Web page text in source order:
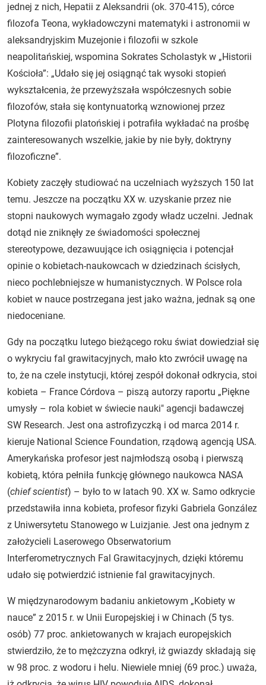
jednej z nich, Hepatii z Aleksandrii (ok. 370-415), córce
filozofa Teona, wykładowczyni matematyki i astronomii w
aleksandryjskim Muzejonie i filozofii w szkole
neapolitańskiej, wspomina Sokrates Scholastyk w „Historii
Kościoła”: „Udało się jej osiągnąć tak wysoki stopień
wykształcenia, że przewyższała współczesnych sobie
filozofów, stała się kontynuatorką wznowionej przez
Plotyna filozofii platońskiej i potrafiła wykładać na prośbę
zainteresowanych wszelkie, jakie by nie były, doktryny
filozoficzne”.
Kobiety zaczęły studiować na uczelniach wyższych 150 lat
temu. Jeszcze na początku XX w. uzyskanie przez nie
stopni naukowych wymagało zgody władz uczelni. Jednak
dotąd nie zniknęły ze świadomości społecznej
stereotypowe, dezawuujące ich osiągnięcia i potencjał
opinie o kobietach-naukowcach w dziedzinach ścisłych,
nieco pochlebniejsze w humanistycznych. W Polsce rola
kobiet w nauce postrzegana jest jako ważna, jednak są one
niedoceniane.
Gdy na początku lutego bieżącego roku świat dowiedział się
o wykryciu fal grawitacyjnych, mało kto zwrócił uwagę na
to, że na czele instytucji, której zespół dokonał odkrycia, stoi
kobieta – France Córdova – piszą autorzy raportu „Piękne
umysły – rola kobiet w świecie nauki" agencji badawczej
SW Research. Jest ona astrofizyczką i od marca 2014 r.
kieruje National Science Foundation, rządową agencją USA.
Amerykańska profesor jest najmłodszą osobą i pierwszą
kobietą, która pełniła funkcję głównego naukowca NASA
(chief scientist) – było to w latach 90. XX w. Samo odkrycie
przedstawiła inna kobieta, profesor fizyki Gabriela González
z Uniwersytetu Stanowego w Luizjanie. Jest ona jednym z
założycieli Laserowego Obserwatorium
Interferometrycznych Fal Grawitacyjnych, dzięki któremu
udało się potwierdzić istnienie fal grawitacyjnych.
W międzynarodowym badaniu ankietowym „Kobiety w
nauce” z 2015 r. w Unii Europejskiej i w Chinach (5 tys.
osób) 77 proc. ankietowanych w krajach europejskich
stwierdziło, że to mężczyzna odkrył, iż gwiazdy składają się
w 98 proc. z wodoru i helu. Niewiele mniej (69 proc.) uważa,